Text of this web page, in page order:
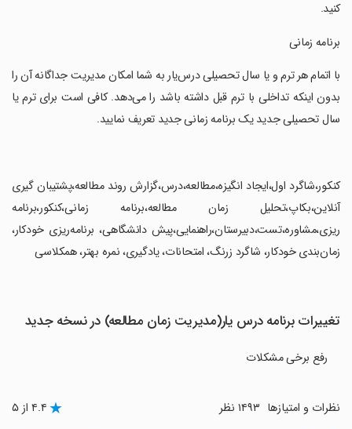
کنید.
‏برنامه زمانی
‏با اتمام هر ترم و یا سال تحصیلی درس‌یار به شما امکان مدیریت جداگانه آن را
بدون اینکه تداخلی با ترم قبل داشته باشد را می‌دهد. کافی است برای ترم یا
سال تحصیلی جدید یک برنامه زمانی جدید تعریف نمایید.
‏کنکور،شاگرد اول،ایجاد انگیزه،مطالعه،درس،گزارش روند مطالعه،پشتیبان گیری
آنلاین،بکاپ،تحلیل زمان مطالعه،برنامه زمانی،کنکور،برنامه
ریزی،مشاوره،تست،دبیرستان،راهنمایی،پیش دانشگاهی، برنامه‌ریزی خودکار،
زمان‌بندی خودکار، شاگرد زرنگ، امتحانات، یادگیری، نمره بهتر، همکلاسی
تغییرات برنامه درس یار(مدیریت زمان مطالعه) در نسخه جدید
رفع برخی مشکلات
نظرات و امتیازها ۴.۴ از ۵